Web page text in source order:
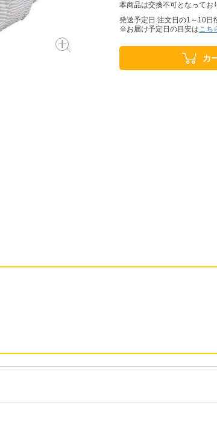
本商品は交換不可となってお
発送予定日 注文日の1～10日
※お届け予定日の目安はこち
カ